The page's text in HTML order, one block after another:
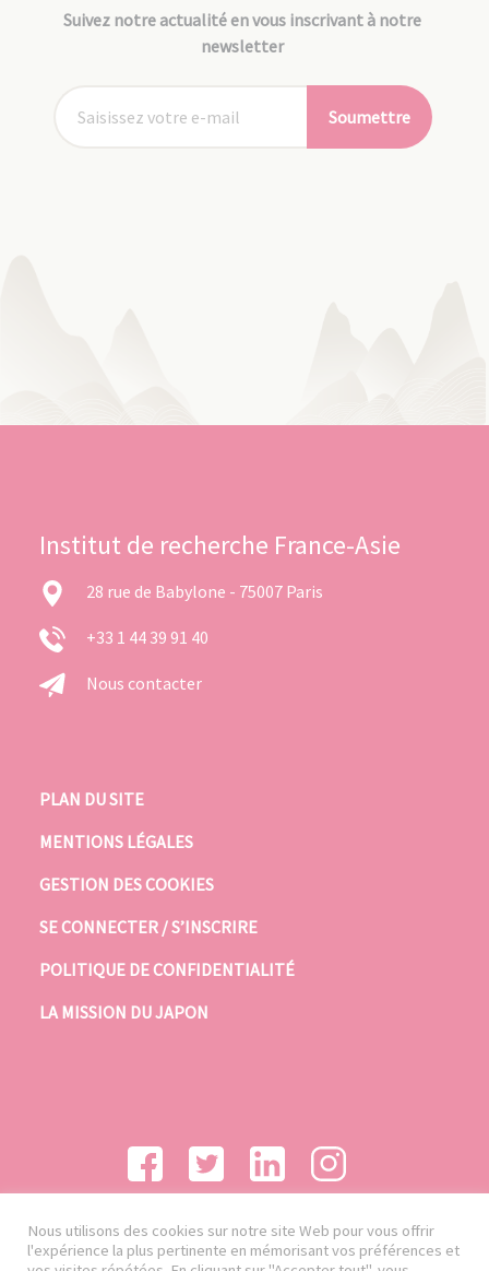
Suivez notre actualité en vous inscrivant à notre
newsletter
Soumettre
Institut de recherche France-Asie
28 rue de Babylone - 75007 Paris
+33 1 44 39 91 40
Nous contacter
PLAN DU SITE
MENTIONS LÉGALES
GESTION DES COOKIES
SE CONNECTER / S’INSCRIRE
POLITIQUE DE CONFIDENTIALITÉ
LA MISSION DU JAPON
Nous utilisons des cookies sur notre site Web pour vous offrir
l'expérience la plus pertinente en mémorisant vos préférences et